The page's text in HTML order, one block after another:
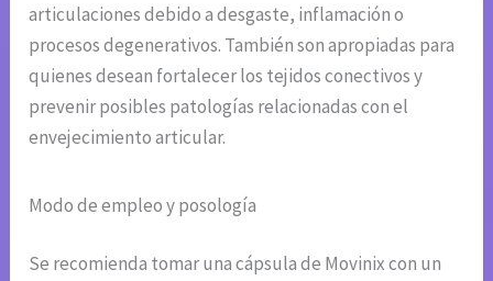
articulaciones debido a desgaste, inflamación o
procesos degenerativos. También son apropiadas para
quienes desean fortalecer los tejidos conectivos y
prevenir posibles patologías relacionadas con el
envejecimiento articular.
Modo de empleo y posología
Se recomienda tomar una cápsula de Movinix con un